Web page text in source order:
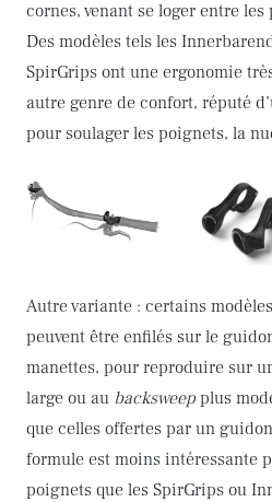
cornes, venant se loger entre
Des modèles tels les
SpirGrips ont une ergonomie
autre genre de confort, réputé
pour soulager les poignets, la
Autre variante : certains
peuvent être enfilés sur le
manettes, pour reproduire sur
large ou au backsweepplus
que celles offertes par un guidon
formule est moins intéressante
poignets que les SpirGrips ou